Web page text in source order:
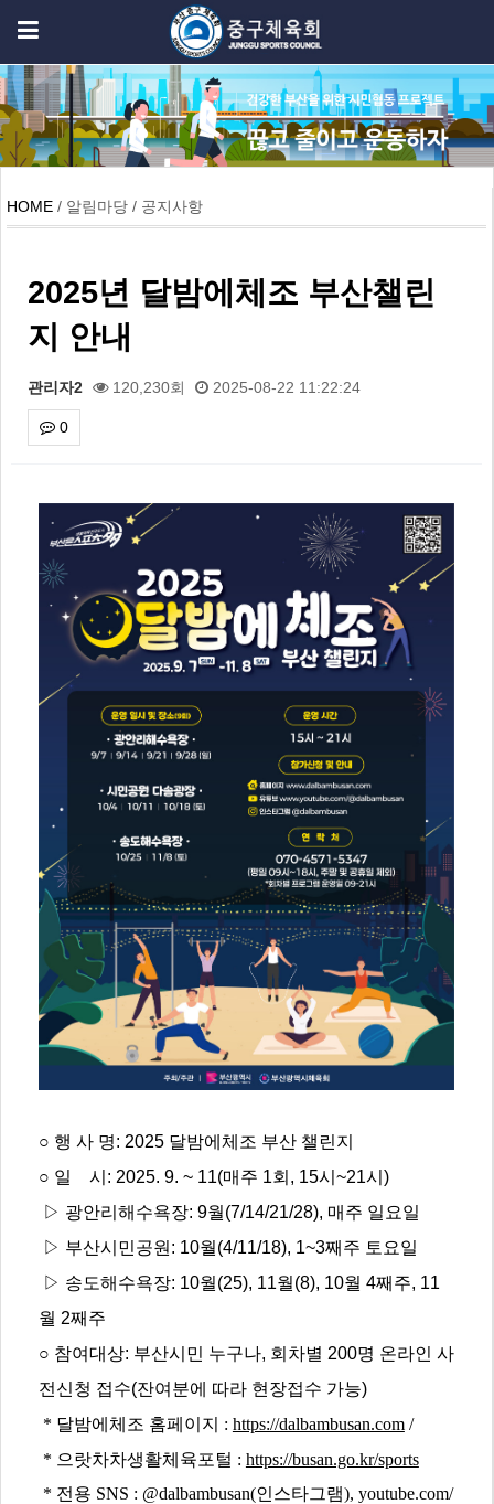
HOME / 알림마당 / 공지사항
2025년 달밤에체조 부산챌린
지 안내
관리자2 120,230회 2025-08-22 11:22:24
0
○ 행 사 명: 2025 달밤에체조 부산 챌린지
○ 일 시: 2025. 9. ~ 11(매주 1회, 15시~21시)
▷ 광안리해수욕장: 9월(7/14/21/28), 매주 일요일
▷ 부산시민공원: 10월(4/11/18), 1~3째주 토요일
▷ 송도해수욕장: 10월(25), 11월(8), 10월 4째주, 11
월 2째주
○ 참여대상: 부산시민 누구나, 회차별 200명 온라인 사
전신청 접수(잔여분에 따라 현장접수 가능)
* 달밤에체조 홈페이지 : https://dalbambusan.com/
* 으랏차차생활체육포털 : https://busan.go.kr/sports
* 전용 SNS : @dalbambusan(인스타그램), youtube.com/